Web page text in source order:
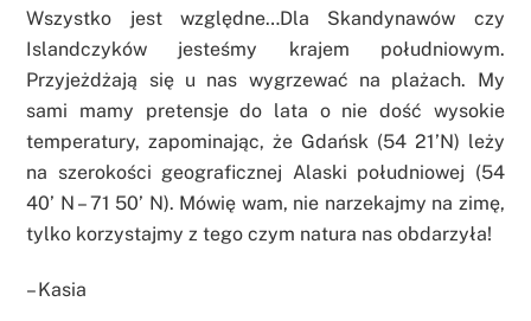
Wszystko jest względne…Dla Skandynawów czy
Islandczyków jesteśmy krajem południowym.
Przyjeżdżają się u nas wygrzewać na plażach. My
sami mamy pretensje do lata o nie dość wysokie
temperatury, zapominając, że Gdańsk (54 21’N) leży
na szerokości geograficznej Alaski południowej (54
40’ N – 71 50’ N). Mówię wam, nie narzekajmy na zimę,
tylko korzystajmy z tego czym natura nas obdarzyła!
– Kasia